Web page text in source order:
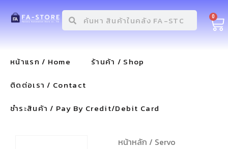
0
หน้าแรก / Home
ร้านค้า / Shop
ติดต่อเรา / Contact
ชำระสินค้า / Pay By Credit/Debit Card
หน้าหลัก / Servo